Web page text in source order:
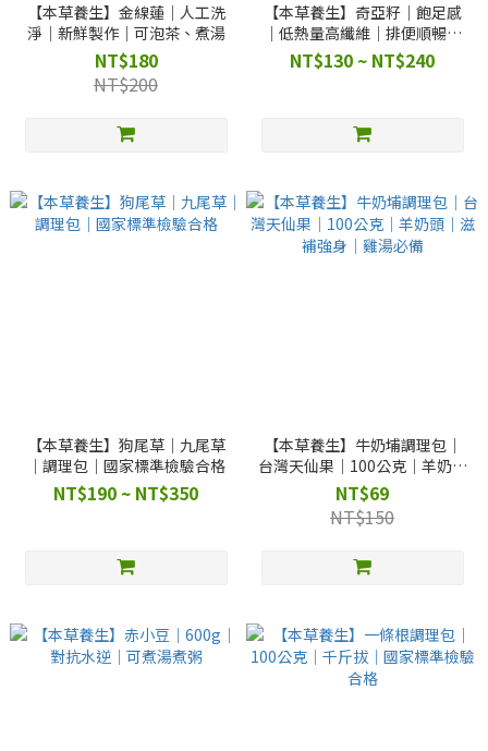
【本草養生】金線蓮｜人工洗
淨｜新鮮製作｜可泡茶、煮湯
NT$180
NT$200
【本草養生】奇亞籽｜飽足感
｜低熱量高纖維｜排便順暢｜
外食族
NT$130 ~ NT$240
【本草養生】狗尾草｜九尾草
｜調理包｜國家標準檢驗合格
NT$190 ~ NT$350
【本草養生】牛奶埔調理包｜
台灣天仙果｜100公克｜羊奶頭
｜滋補強身｜雞湯必備
NT$69
NT$150